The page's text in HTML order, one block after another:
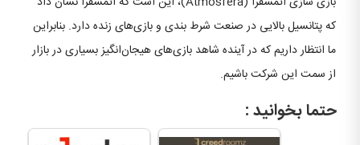
که پتانسیل بالایی در صنعت شرط بندی و بازی‌های زنده دارد. بنابراین
ما انتظار داریم که در آینده شاهد بازی‌های هیجان‌انگیز بسیاری در بازار
از سمت این شرکت باشیم.
حتما بخوانید :